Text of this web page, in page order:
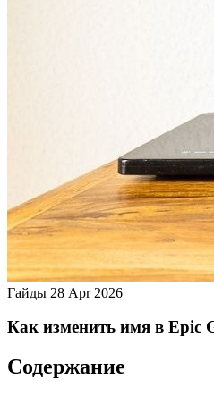
Гайды 28 Apr 2026
Как изменить имя в Epic
Содержание